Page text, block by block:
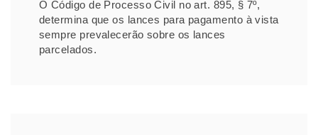
O Código de Processo Civil no art. 895, § 7º,
determina que os lances para pagamento à vista
sempre prevalecerão sobre os lances
parcelados.